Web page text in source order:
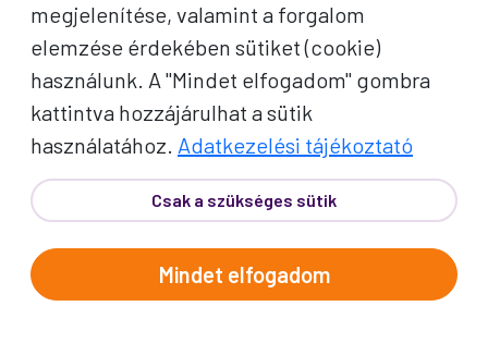
egyszerűvé és élménydússá az
utazás minden pillanatát!
Bővebben
INDULÁS 15 MAGYAR
VÁROSBÓL
Élje át a gondtalan utazás örömét
kényelmes, vidéki indulással –
közel az otthonához!
megjelenítése, valamint a forgalom
elemzése érdekében sütiket (cookie)
használunk. A "Mindet elfogadom" gombra
kattintva hozzájárulhat a sütik
használatához. Adatkezelési tájékoztató
Csak a szükséges sütik
Mindet elfogadom